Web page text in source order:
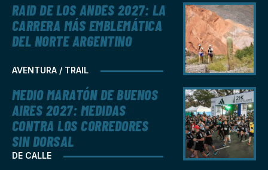
AVENTURA / TRAIL
RAID DE LOS ANDES 2027: LA
CARRERA MÁS EMBLEMÁTICA
DEL NORTE ARGENTINO
DE CALLE
MEDIO MARATÓN DE BUENOS
AIRES 2027: MEDIDAS
CONTRA LOS CORREDORES
SIN DORSAL